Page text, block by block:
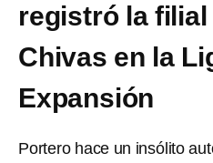
registró la filial
Chivas en la
Expansión
Portero hace un insólito